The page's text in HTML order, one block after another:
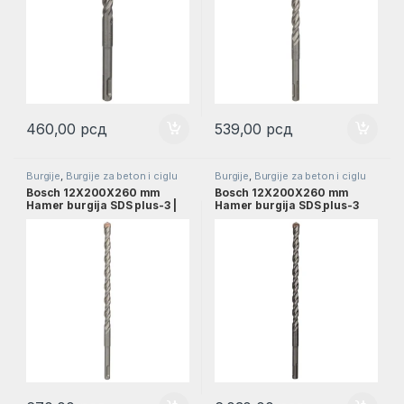
460,00 рсд 539,00 рсд
Burgije, Burgije za beton i ciglu
SDS PLUS ,Burgije za beton SDS
PLUS,Pribor
Bosch 12X200X260 mm
Hamer burgija SDS plus-3 |
Burgije, Burgije za beton i ciglu
SDS PLUS ,Burgije za beton SDS
PLUS,Pribor
Bosch 12X200X260 mm
Hamer burgija SDS plus-3